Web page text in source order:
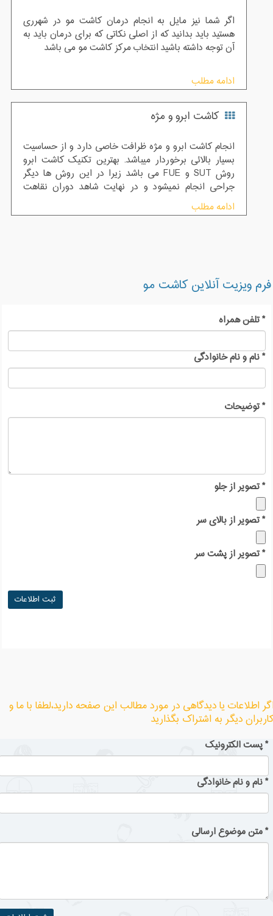
اگر شما نیز مایل به انجام درمان کاشت مو در شهرری
هستید باید بدانید که از اصلی نکاتی که برای درمان باید به
آن توجه داشته باشید انتخاب مرکز کاشت مو می باشد
ادامه مطلب
کاشت ابرو و مژه
انجام کاشت ابرو و مژه ظرافت خاصی دارد و از حساسیت
بسیار بالائی برخوردار میباشد. بهترین تکنیک کاشت ابرو
روش SUT و FUE می باشد زیرا در این روش ها دیگر
جراحی انجام نمیشود و در نهایت شاهد دوران نقاهت
نیستیم.
ادامه مطلب
فرم ویزیت آنلاین کاشت مو
*تلفن همراه
*نام و نام خانوادگی
*توضیحات
*تصویر از جلو
*تصویر از بالای سر
*تصویر از پشت سر
اطلاعات یا دیدگاهی در مورد مطالب این صفحه دارید،لطفا با ما و
دیگر به اشتراک بگذارید
*پست الکترونیک
*نام و نام خانوادگی
*متن موضوع ارسالی